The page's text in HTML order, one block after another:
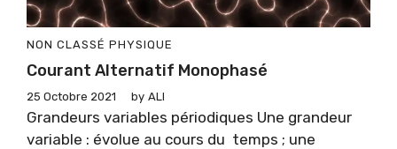
NON CLASSÉ PHYSIQUE
Courant Alternatif Monophasé
25 Octobre 2021 by ALI
Grandeurs variables périodiques Une grandeur
variable : évolue au cours du temps ; une